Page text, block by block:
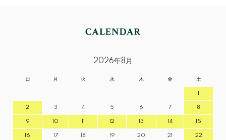
2026年8月
日 月 火 水 木 金 土
1
2 3 4 5 6 7 8
9 10 11 12 13 14 15
16 17 18 19 20 21 22